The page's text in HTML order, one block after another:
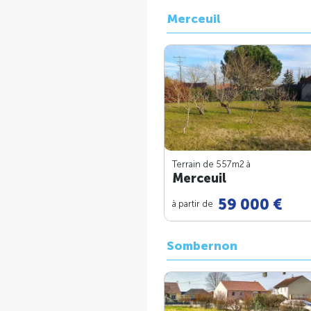
Merceuil
Terrain de 557m2 à
Merceuil
à partir de 59 000 €
Sombernon